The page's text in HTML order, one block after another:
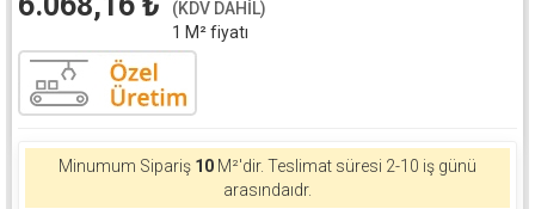
(KDV DAHİL)
1 M² fiyatı
Minumum Sipariş 10 M²'dir. Teslimat süresi 2-10 iş günü
arasındaıdr.